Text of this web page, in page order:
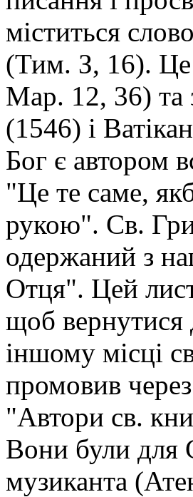
міститься
(Тим. З, 16). Це
Мар. 12, 36) та
(1546) і
Бог є автором
"Це те саме,
рукою". Св.
одержаний з
Отця". Цей
щоб вернутися
іншому місці
промовив
"Автори св.
Вони були для
музиканта